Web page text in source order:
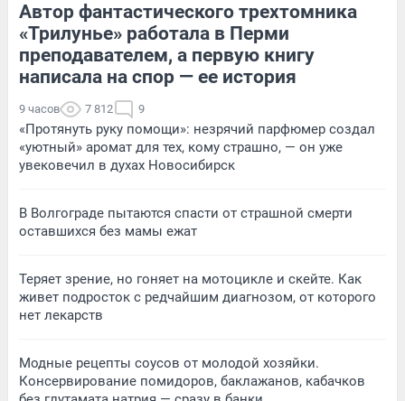
Автор фантастического трехтомника
«Трилунье» работала в Перми
преподавателем, а первую книгу
написала на спор — ее история
9 часов 7 812 9
«Протянуть руку помощи»: незрячий парфюмер создал
«уютный» аромат для тех, кому страшно, — он уже
увековечил в духах Новосибирск
В Волгограде пытаются спасти от страшной смерти
оставшихся без мамы ежат
Теряет зрение, но гоняет на мотоцикле и скейте. Как
живет подросток с редчайшим диагнозом, от которого
нет лекарств
Модные рецепты соусов от молодой хозяйки.
Консервирование помидоров, баклажанов, кабачков